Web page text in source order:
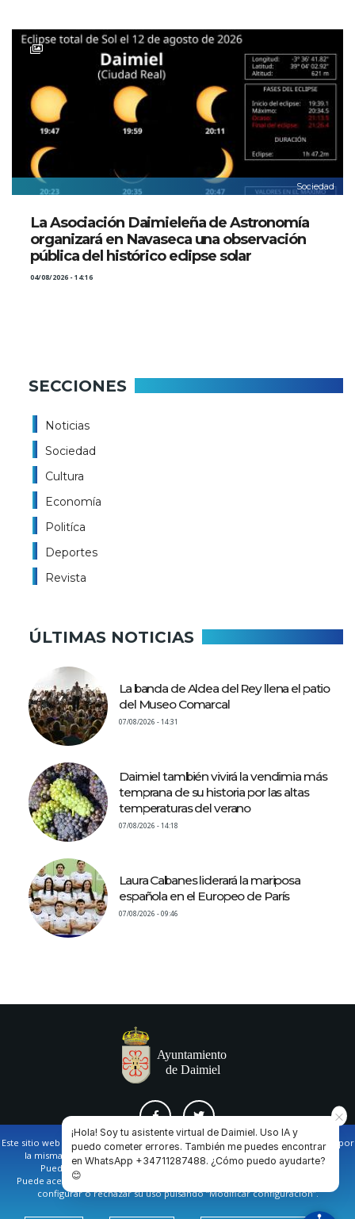
Sociedad
La Asociación Daimieleña de Astronomía
organizará en Navaseca una observación
pública del histórico eclipse solar
04/08/2026 - 14:16
SECCIONES
Noticias
Sociedad
Cultura
Economía
Politíca
Deportes
Revista
ÚLTIMAS NOTICIAS
La banda de Aldea del Rey llena el patio
del Museo Comarcal
07/08/2026 - 14:31
Daimiel también vivirá la vendimia más
temprana de su historia por las altas
temperaturas del verano
07/08/2026 - 14:18
Laura Cabanes liderará la mariposa
española en el Europeo de París
07/08/2026 - 09:46
AVISO LEGAL Y POLÍTICA DE PRIVACIDAD COOKIES CONTACTO
Ayuntamiento de Daimiel. Casa Consistorial: Plaza de
España, 1
Este sitio web utiliza cookies propias y de terceros para facilitar la navegación por
la misma y obtener datos estadísticos de la navegación de los usuarios.
Puede obtener más información en nuestrapolítica de cookies
Puede aceptar todas las cookies pulsando en el botón de “Aceptar”, o bien
configurar o rechazar su uso pulsando “Modificar configuración”.
¡Hola! Soy tu asistente virtual de Daimiel. Uso IA y
puedo cometer errores. También me puedes encontrar
en WhatsApp +34711287488. ¿Cómo puedo ayudarte?
😊